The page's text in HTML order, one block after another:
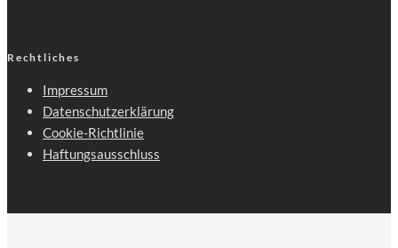
Rechtliches
Impressum
Datenschutzerklärung
Cookie-Richtlinie
Haftungsausschluss